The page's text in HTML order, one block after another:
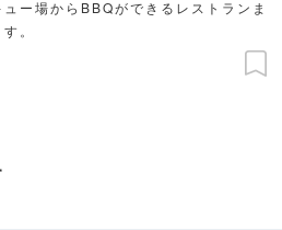
ー場からBBQができるレストランま
。